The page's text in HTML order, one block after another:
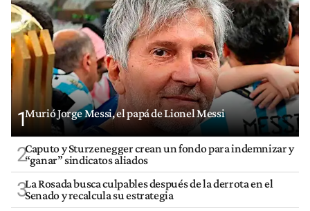
1Murió Jorge Messi, el papá de Lionel Messi
2Caputo y Sturzenegger crean un fondo para indemnizar y
“ganar” sindicatos aliados
3La Rosada busca culpables después de la derrota en el
Senado y recalcula su estrategia